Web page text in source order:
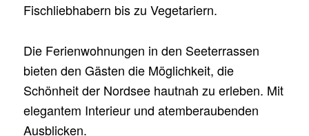
Fischliebhabern bis zu Vegetariern.
Die Ferienwohnungen in den Seeterrassen
bieten den Gästen die Möglichkeit, die
Schönheit der Nordsee hautnah zu erleben. Mit
elegantem Interieur und atemberaubenden
Ausblicken.